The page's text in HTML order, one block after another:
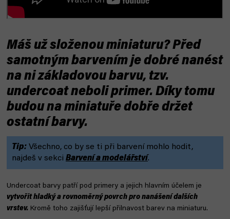
Máš už složenou miniaturu? Před
samotným barvením je dobré nanést
na ni základovou barvu, tzv.
undercoat neboli primer. Díky tomu
budou na miniatuře dobře držet
ostatní barvy.
Tip: Všechno, co by se ti při barvení mohlo hodit,
najdeš v sekci Barvení a modelářství.
Undercoat barvy patří pod primery a jejich hlavním účelem je
vytvořit hladký a rovnoměrný povrch pro nanášení dalších
vrstev. Kromě toho zajišťují lepší přilnavost barev na miniaturu.